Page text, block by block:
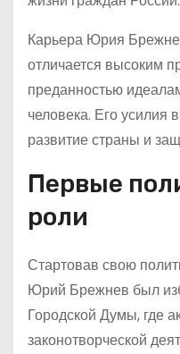
Карьера Юрия
отличается высоким
преданностью
человека. Его усилия
развитие страны и
Первые
роли
Стартовав свою
Юрий Брежнев был
Городской Думы, где
законотворческой